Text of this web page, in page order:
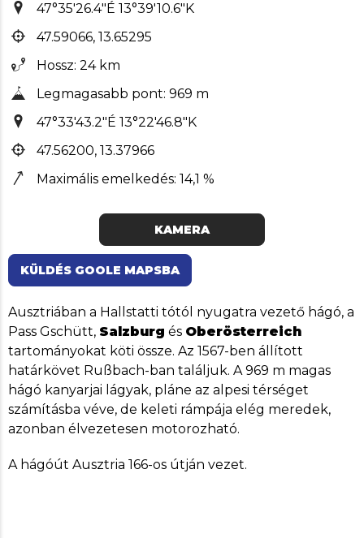
47°35'26.4"É 13°39'10.6"K
47.59066, 13.65295
Hossz: 24 km
Legmagasabb pont: 969 m
47°33'43.2"É 13°22'46.8"K
47.56200, 13.37966
Maximális emelkedés: 14,1 %
KAMERA
KÜLDÉS GOOLE MAPSBA
Ausztriában a Hallstatti tótól nyugatra vezető hágó, a
Pass Gschütt, Salzburg és Oberösterreich
tartományokat köti össze. Az 1567-ben állított
határkövet Rußbach-ban találjuk. A 969 m magas
hágó kanyarjai lágyak, pláne az alpesi térséget
számításba véve, de keleti rámpája elég meredek,
azonban élvezetesen motorozható.
A hágóút Ausztria 166-os útján vezet.